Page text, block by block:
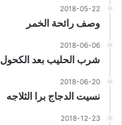
2018-05-22
وصف رائحة الخمر
2018-06-06
شرب الحليب بعد الكحول
2018-06-20
نسيت الدجاج برا الثلاجه
2018-12-23